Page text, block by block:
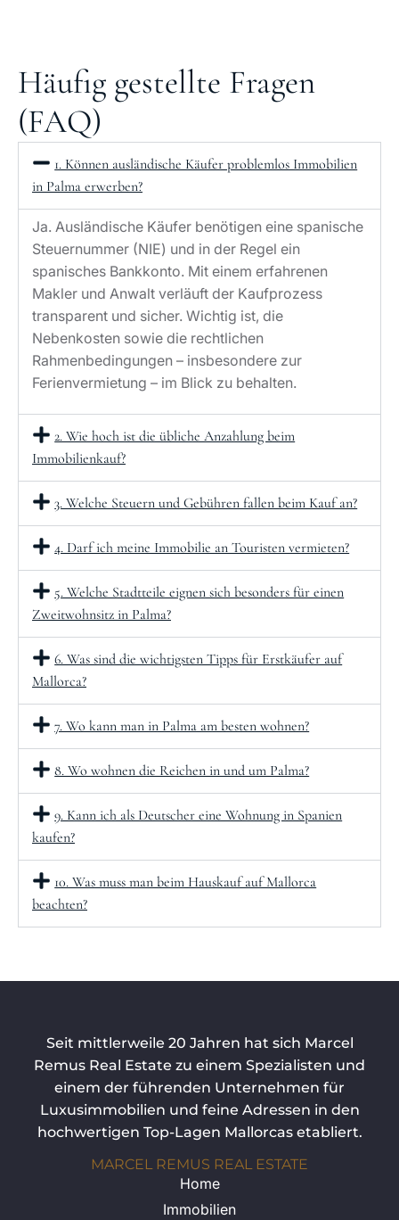
Häufig gestellte Fragen
(FAQ)
1. Können ausländische Käufer problemlos Immobilien
in Palma erwerben?
Ja. Ausländische Käufer benötigen eine spanische
Steuernummer (NIE) und in der Regel ein
spanisches Bankkonto. Mit einem erfahrenen
Makler und Anwalt verläuft der Kaufprozess
transparent und sicher. Wichtig ist, die
Nebenkosten sowie die rechtlichen
Rahmenbedingungen – insbesondere zur
Ferienvermietung – im Blick zu behalten.
2. Wie hoch ist die übliche Anzahlung beim
Immobilienkauf?
3. Welche Steuern und Gebühren fallen beim Kauf an?
4. Darf ich meine Immobilie an Touristen vermieten?
5. Welche Stadtteile eignen sich besonders für einen
Zweitwohnsitz in Palma?
6. Was sind die wichtigsten Tipps für Erstkäufer auf
Mallorca?
7. Wo kann man in Palma am besten wohnen?
8. Wo wohnen die Reichen in und um Palma?
9. Kann ich als Deutscher eine Wohnung in Spanien
kaufen?
10. Was muss man beim Hauskauf auf Mallorca
beachten?
Seit mittlerweile 20 Jahren hat sich Marcel
Remus Real Estate zu einem Spezialisten und
einem der führenden Unternehmen für
Luxusimmobilien und feine Adressen in den
hochwertigen Top-Lagen Mallorcas etabliert.
MARCEL REMUS REAL ESTATE
Home
Immobilien